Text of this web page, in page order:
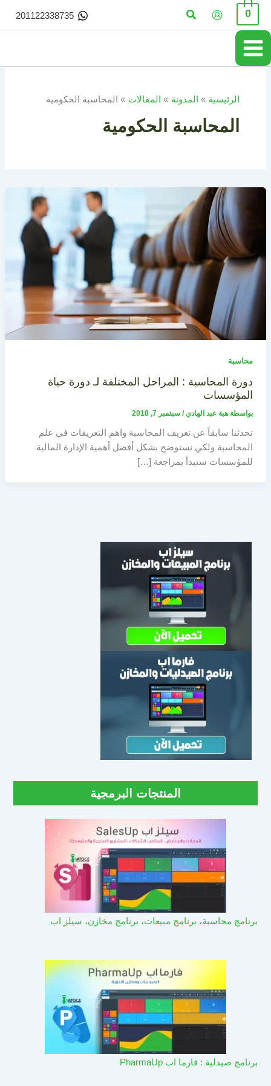
تخطي
المحتوى
0 البحث 201122338735
الرئيسية المدونة المقالات المحاسبة الحكومية
المحاسبة الحكومية
محاسبة
دورة المحاسبة : المراحل المختلفة لـ دورة حياة
المؤسسات
بواسطة هبة عبد الهادي/ سبتمبر 7, 2018
تحدثنا سابقاً عن تعريف المحاسبة واهم التعريفات في علم
المحاسبة ولكي نستوضح بشكل أفضل أهمية الإدارة المالية
للمؤسسات سنبدأ بمراجعة […]
المنتجات البرمجية
برنامج محاسبة، برنامج مبيعات، برنامج مخازن، سيلز اب
برنامج صيدلية : فارما اب PharmaUp​